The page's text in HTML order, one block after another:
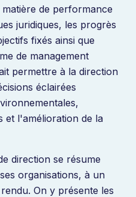
de performance
juridiques, les progrès
fixés ainsi que
de management
permettre à la direction
éclairées
et l'amélioration de la
direction se résume
organisations, à un
On y présente les